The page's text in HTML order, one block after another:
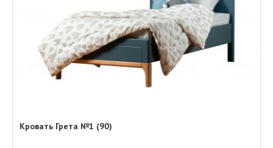
Кровать Грета №1 (90)